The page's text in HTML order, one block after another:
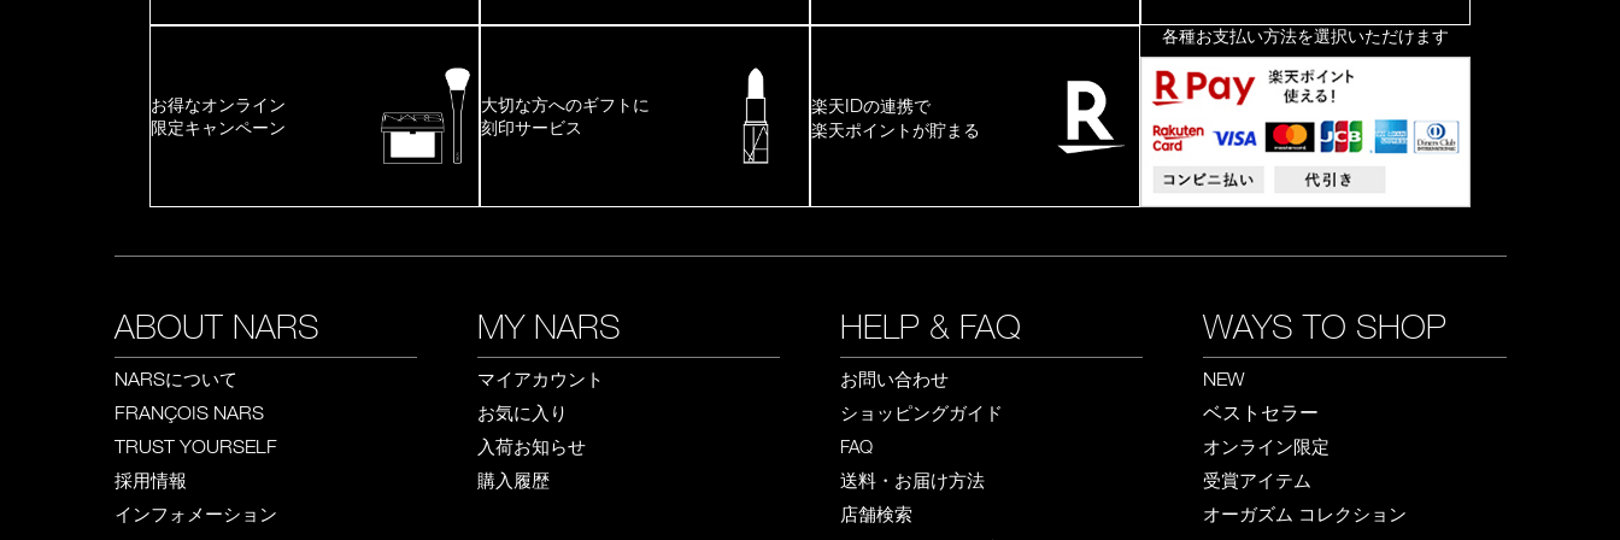
お得なオンライン
限定キャンペーン
大切な方へのギフトに
刻印サービス
楽天IDの連携で
楽天ポイントが貯まる
各種お支払い方法を選択いただけます
ABOUT NARS
NARSについて
FRANÇOIS NARS
TRUST YOURSELF
採用情報
インフォメーション
MY NARS
マイアカウント
お気に入り
入荷お知らせ
購入履歴
HELP & FAQ
お問い合わせ
ショッピングガイド
FAQ
送料・お届け方法
店舗検索
WAYS TO SHOP
NEW
ベストセラー
オンライン限定
受賞アイテム
オーガズム コレクション